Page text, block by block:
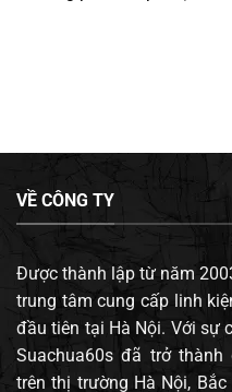
VỀ CÔNG TY
Được thành lập từ năm
trung tâm cung cấp linh
đầu tiên tại Hà Nội. Với sự
Suachua60s đã trở
trên thị trường Hà Nội, Bắc